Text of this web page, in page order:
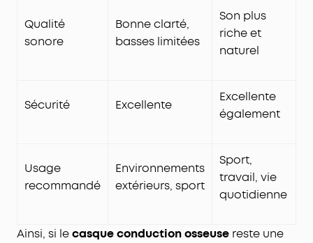
Qualité
sonore
Bonne clarté,
basses limitées
Son plus
riche et
naturel
Sécurité Excellente
Excellente
également
Usage
recommandé
Environnements
extérieurs, sport
Sport,
travail, vie
quotidienne
Ainsi, si lecasque conduction osseuse reste une